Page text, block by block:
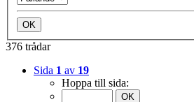
376 trådar
Sida 1 av 19
Hoppa till sida: